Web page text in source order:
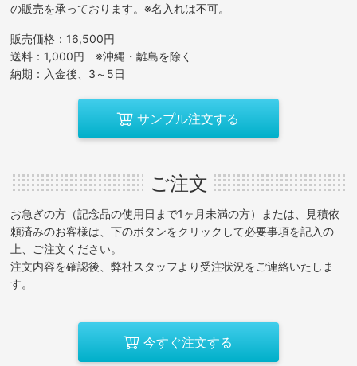
の販売を承っております。※名入れは不可。
販売価格：16,500円
送料：1,000円 ※沖縄・離島を除く
納期：入金後、3～5日
サンプル注文する
ご注文
お急ぎの方（記念品の使用日まで1ヶ月未満の方）または、見積依
頼済みのお客様は、下のボタンをクリックして必要事項を記入の
上、ご注文ください。
注文内容を確認後、弊社スタッフより受注状況をご連絡いたしま
す。
今すぐ注文する